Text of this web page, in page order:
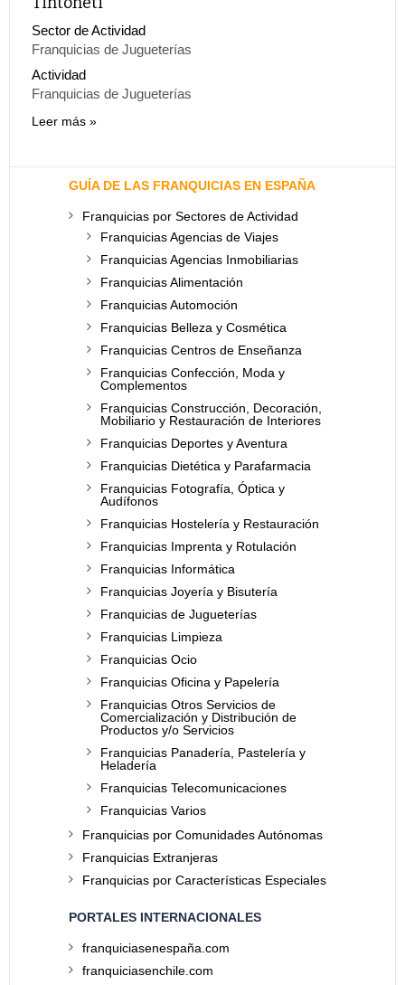
Sector de Actividad
Franquicias de Jugueterías
Actividad
Franquicias de Jugueterías
Leer más
GUÍA DE LAS FRANQUICIAS EN ESPAÑA
Franquicias por Sectores de Actividad
Franquicias Agencias de Viajes
Franquicias Agencias Inmobiliarias
Franquicias Alimentación
Franquicias Automoción
Franquicias Belleza y Cosmética
Franquicias Centros de Enseñanza
Franquicias Confección, Moda y
Complementos
Franquicias Construcción, Decoración,
Mobiliario y Restauración de Interiores
Franquicias Deportes y Aventura
Franquicias Dietética y Parafarmacia
Franquicias Fotografía, Óptica y
Audífonos
Franquicias Hostelería y Restauración
Franquicias Imprenta y Rotulación
Franquicias Informática
Franquicias Joyería y Bisutería
Franquicias de Jugueterías
Franquicias Limpieza
Franquicias Ocio
Franquicias Oficina y Papelería
Franquicias Otros Servicios de
Comercialización y Distribución de
Productos y/o Servicios
Franquicias Panadería, Pastelería y
Heladería
Franquicias Telecomunicaciones
Franquicias Varios
Franquicias por Comunidades Autónomas
Franquicias Extranjeras
Franquicias por Características Especiales
PORTALES INTERNACIONALES
franquiciasenespaña.com
franquiciasenchile.com